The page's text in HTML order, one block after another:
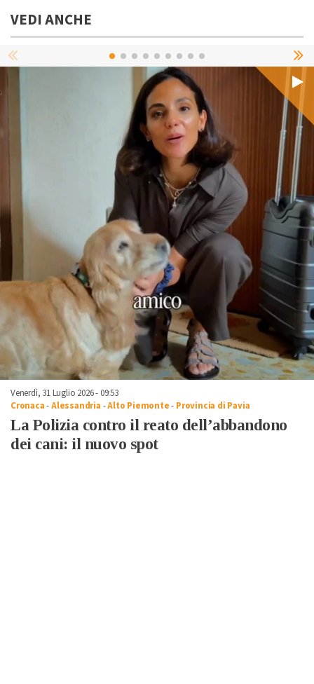
VEDI ANCHE
Venerdì, 31 Luglio 2026 - 09:53
Cronaca-Alessandria -Alto Piemonte- Provincia di Pavia
La Polizia contro il reato dell’abbandono
dei cani: il nuovo spot